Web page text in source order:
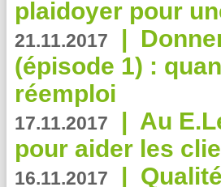
plaidoyer pour
21.11.2017 |
(épisode 1) :
réemploi
17.11.2017 | Au
pour aider les
16.11.2017 |